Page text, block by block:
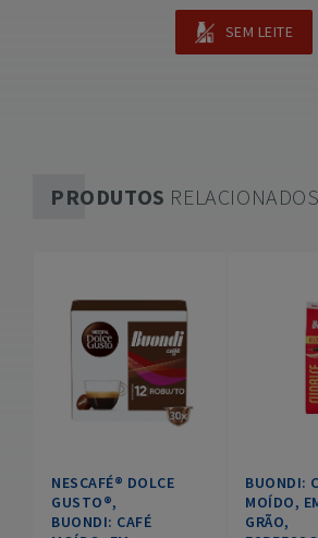
SEM LEITE
PRODUTOS RELACIONADOS
NESCAFÉ® DOLCE
GUSTO®,
BUONDI: CAFÉ
BUONDI:
MOÍDO,
GRÃO,